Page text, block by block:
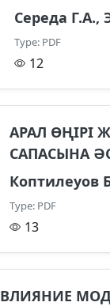
Середа Г.А.,
Type: PDF
12
АРАЛ ӨҢІРІ
САПАСЫНА
Коптилеуов
Type: PDF
13
ВЛИЯНИЕ